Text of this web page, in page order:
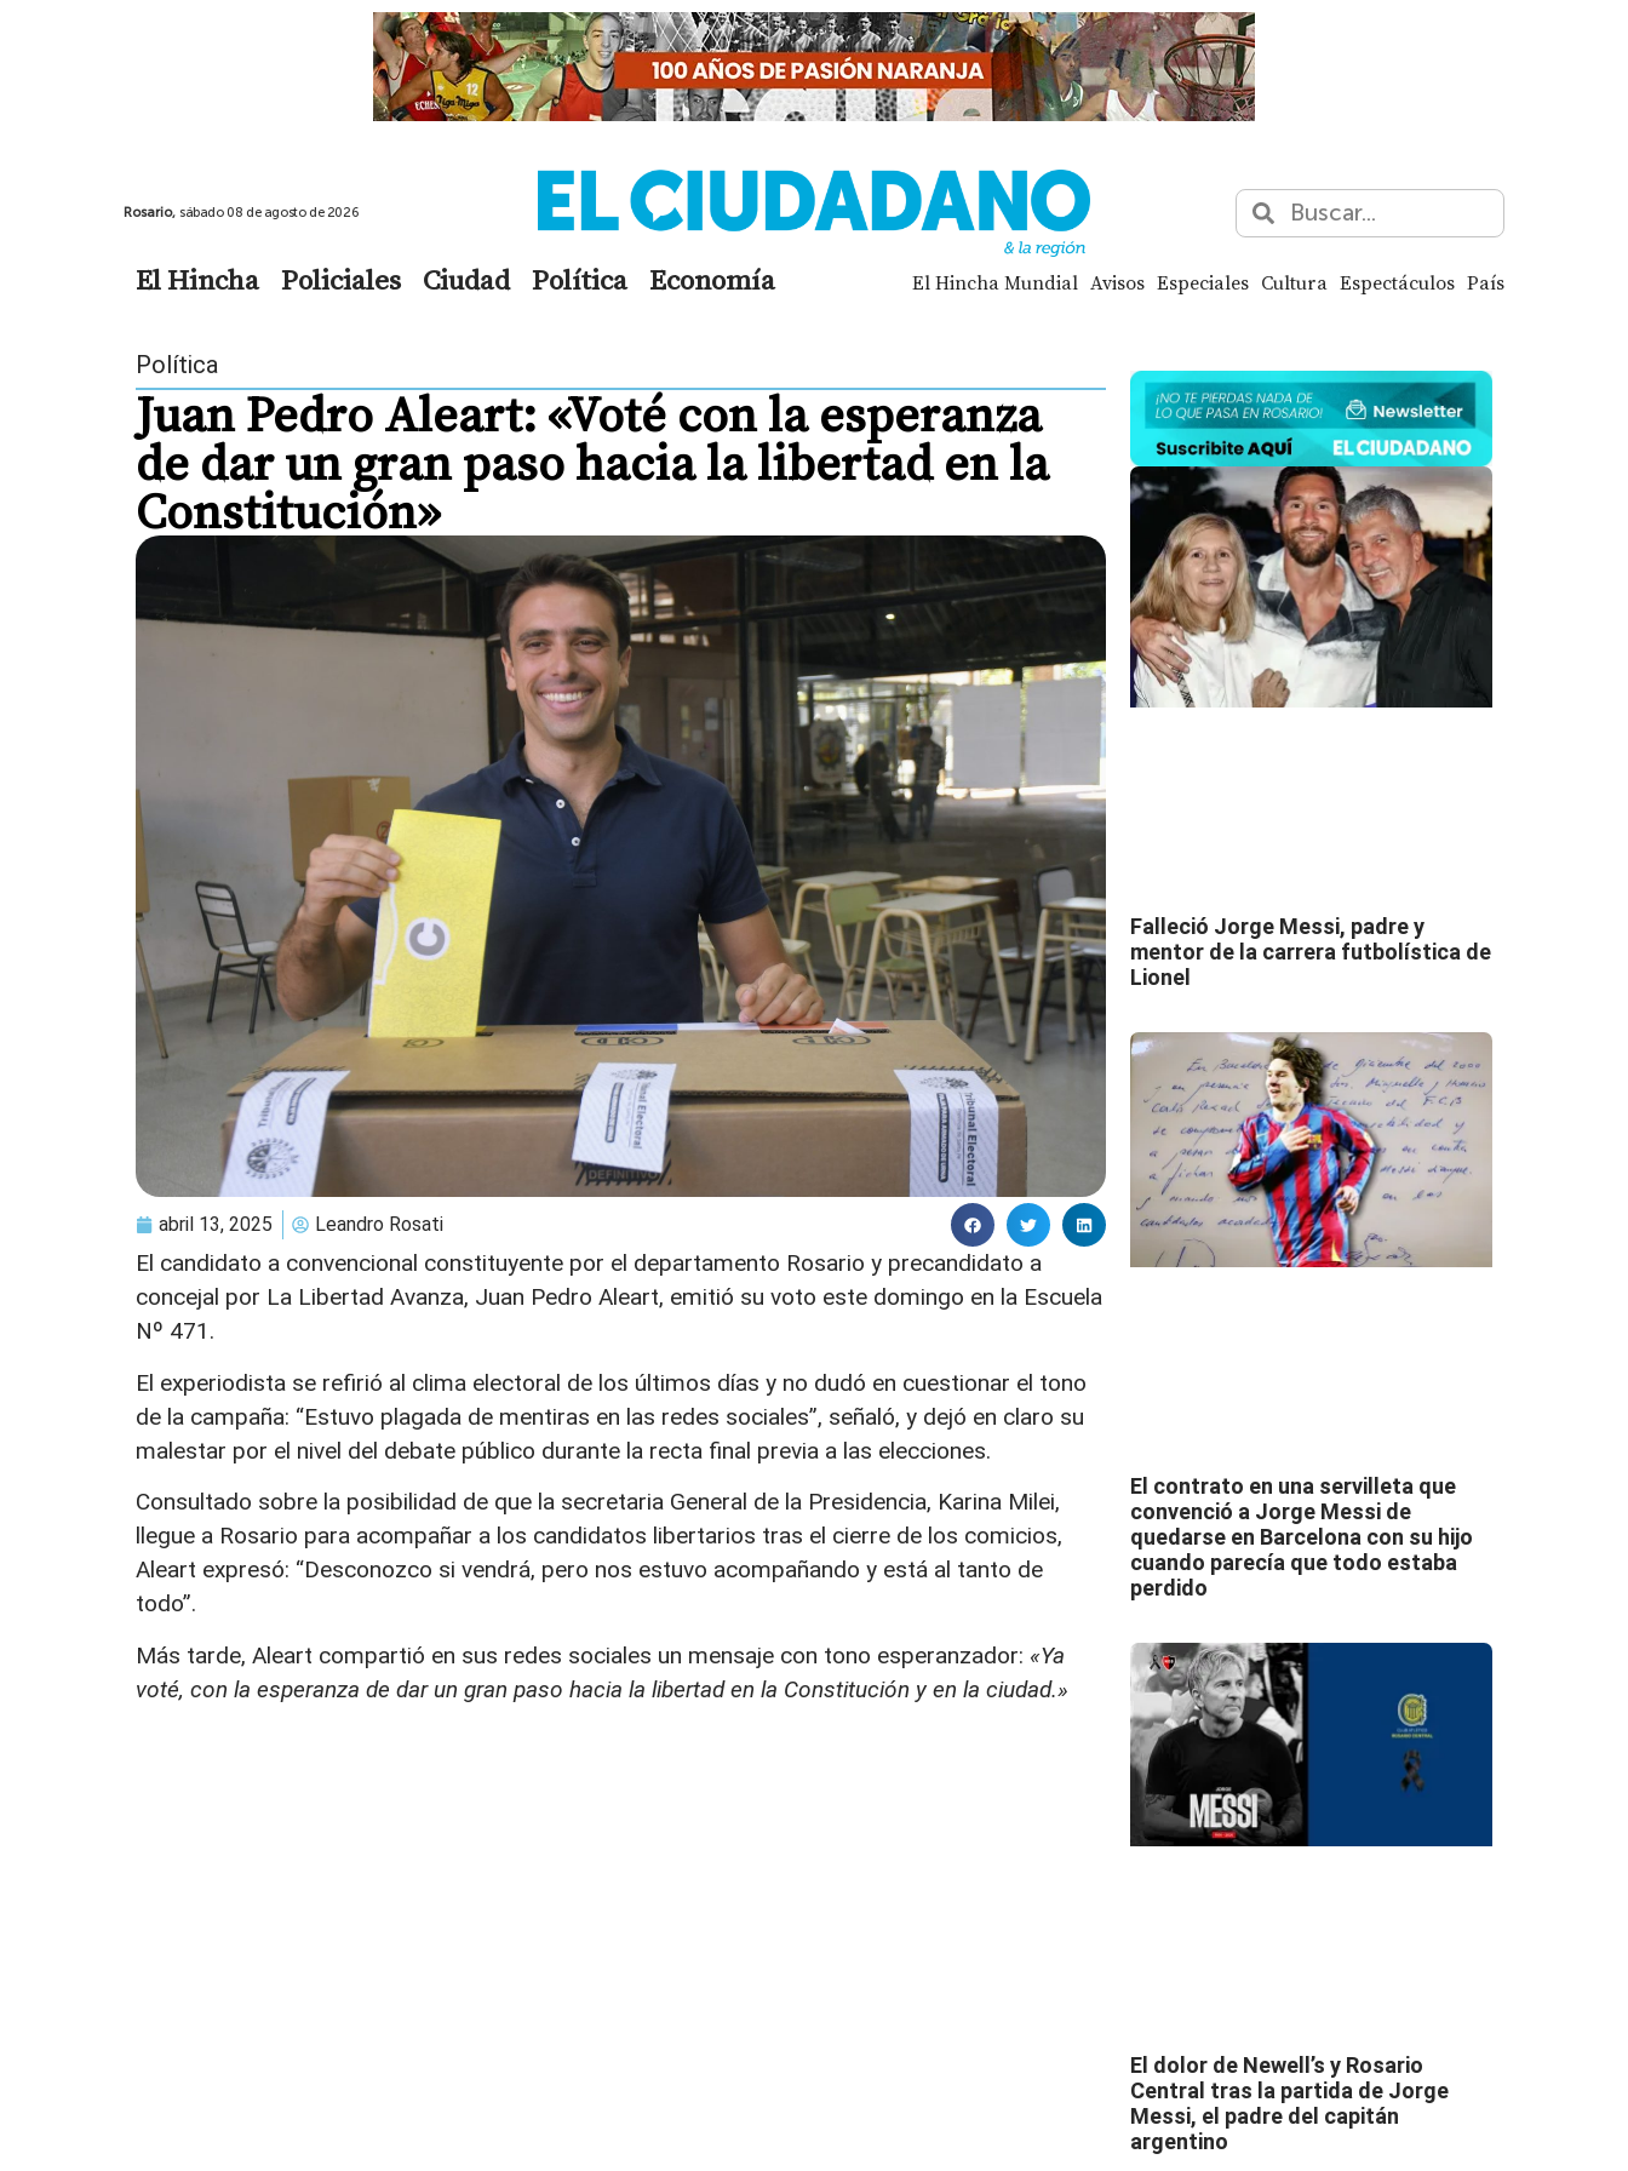
Rosario, sábado 08 de agosto de 2026
El Hincha Policiales Ciudad Política Economía El Hincha Mundial Avisos Especiales Cultura Espectáculos País
Política
Juan Pedro Aleart: «Voté con la esperanza
de dar un gran paso hacia la libertad en la
Constitución»
abril 13, 2025 Leandro Rosati
El candidato a convencional constituyente por el departamento Rosario y precandidato a
concejal por La Libertad Avanza, Juan Pedro Aleart, emitió su voto este domingo en la Escuela
Nº 471.
El experiodista se refirió al clima electoral de los últimos días y no dudó en cuestionar el tono
de la campaña: “Estuvo plagada de mentiras en las redes sociales”, señaló, y dejó en claro su
malestar por el nivel del debate público durante la recta final previa a las elecciones.
Consultado sobre la posibilidad de que la secretaria General de la Presidencia, Karina Milei,
llegue a Rosario para acompañar a los candidatos libertarios tras el cierre de los comicios,
Aleart expresó: “Desconozco si vendrá, pero nos estuvo acompañando y está al tanto de
todo”.
Más tarde, Aleart compartió en sus redes sociales un mensaje con tono esperanzador: «Ya
voté, con la esperanza de dar un gran paso hacia la libertad en la Constitución y en la ciudad.»
Falleció Jorge Messi, padre y
mentor de la carrera futbolística de
Lionel
El contrato en una servilleta que
convenció a Jorge Messi de
quedarse en Barcelona con su hijo
cuando parecía que todo estaba
perdido
El dolor de Newell’s y Rosario
Central tras la partida de Jorge
Messi, el padre del capitán
argentino